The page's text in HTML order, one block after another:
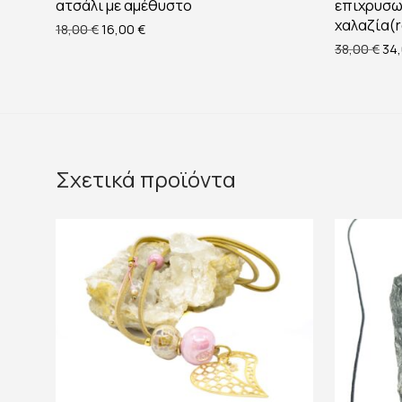
ατσάλι με αμέθυστο
18,00€Original price was: 18,00 €.
16,00 €Η τρέχουσα τιμή είναι: 16,00 €.
38,00€
Σχετικά προϊόντα